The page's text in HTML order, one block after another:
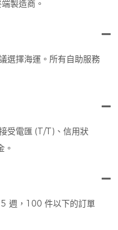
製造商。
選擇海運。所有自助服務
受電匯 (T/T)、信用狀
。
週，100 件以下的訂單